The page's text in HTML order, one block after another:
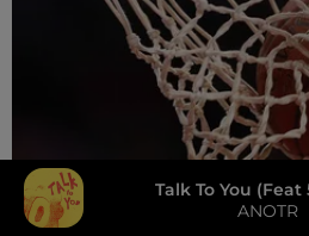
Talk To You (feat
ANOTR
4 août 2026